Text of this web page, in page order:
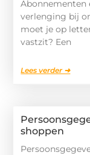
Abonnementen
verlenging bij
moet je op
vastzit? Een
Lees verder ➜
shoppen